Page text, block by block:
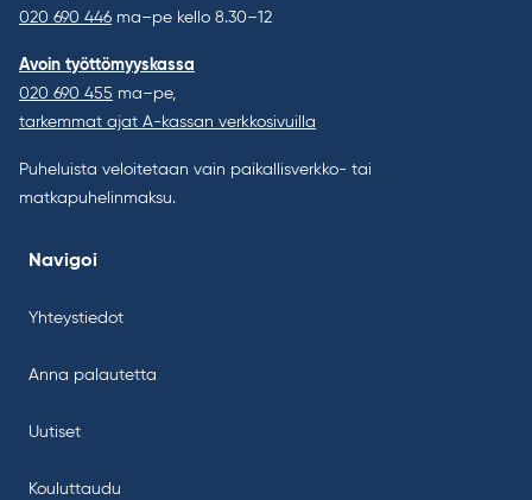
020 690 446 ma–pe kello 8.30–12
Avoin työttömyyskassa
020 690 455 ma–pe,
tarkemmat ajat A-kassan verkkosivuilla
Puheluista veloitetaan vain paikallisverkko- tai
matkapuhelinmaksu.
Navigoi
Yhteystiedot
Anna palautetta
Uutiset
Kouluttaudu